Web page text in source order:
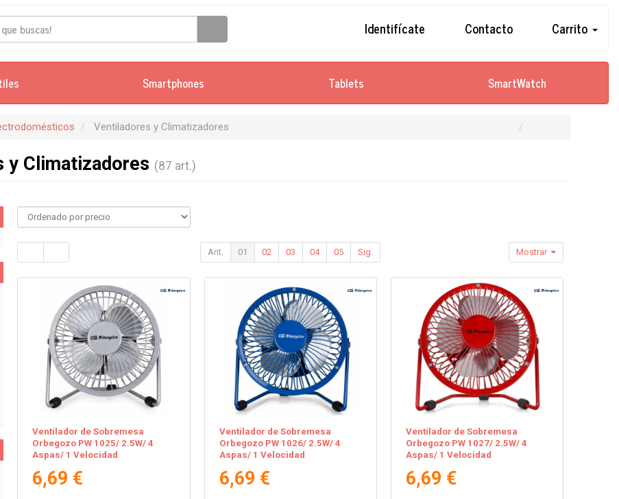
Identifícate Contacto Carrito
Smartphones Tablets SmartWatch
Ventiladores y Climatizadores
y Climatizadores (87 art.)
Ant. 01 02 03 04 05 Sig. Mostrar
Ventilador de Sobremesa
Orbegozo PW 1025/ 2.5W/ 4
Aspas/ 1 Velocidad
6,69 €
Ventilador de Sobremesa
Orbegozo PW 1026/ 2.5W/ 4
Aspas/ 1 Velocidad
6,69 €
Ventilador de Sobremesa
Orbegozo PW 1027/ 2.5W/ 4
Aspas/ 1 Velocidad
6,69 €